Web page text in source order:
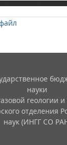
науки
геологии
отделения
наук (ИНГГ СО